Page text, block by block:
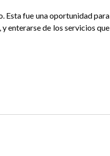
Esta fue una oportunidad para
enterarse de los servicios que